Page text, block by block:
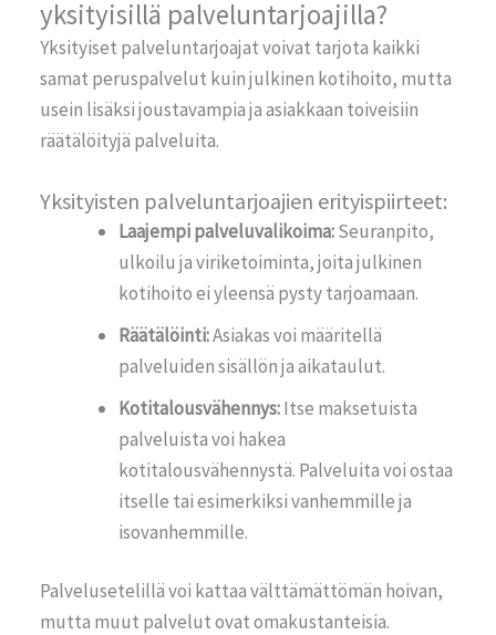
yksityisillä palveluntarjoajilla?
Yksityiset palveluntarjoajat voivat tarjota kaikki
samat peruspalvelut kuin julkinen kotihoito, mutta
usein lisäksi joustavampia ja asiakkaan toiveisiin
räätälöityjä palveluita.
Yksityisten palveluntarjoajien erityispiirteet:
Laajempi palveluvalikoima:Seuranpito,
ulkoilu ja viriketoiminta, joita julkinen
kotihoito ei yleensä pysty tarjoamaan.
Räätälöinti:Asiakas voi määritellä
palveluiden sisällön ja aikataulut.
Kotitalousvähennys:Itse maksetuista
palveluista voi hakea
kotitalousvähennystä. Palveluita voi ostaa
itselle tai esimerkiksi vanhemmille ja
isovanhemmille.
Palvelusetelillä voi kattaa välttämättömän hoivan,
mutta muut palvelut ovat omakustanteisia.